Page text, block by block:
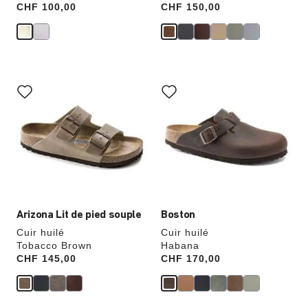
Price:
CHF 100,00
Price:
CHF 150,00
Arizona Lit de pied souple
Cuir huilé
Tobacco Brown
Price:
CHF 145,00
sur
les
échantillons
de
couleurs
modifiera
Boston
Cuir huilé
Habana
Price:
CHF 170,00
sur
les
échantillons
de
couleurs
modifiera